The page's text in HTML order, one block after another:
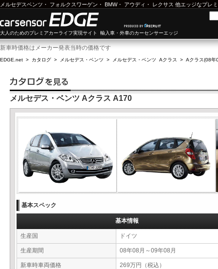
メルセデスベンツ ・ フォルクスワーゲン ・ BMW・ アウディ ・ レクサス 他エッジなプレ
大人のためのプレミアカーライフ実現サイト 輸入車・外車のカーセンサーエッジ
新車時価格はメーカー発表当時の価格です
EDGE.net > カタログ > メルセデス・ベンツ > メルセデス・ベンツ Aクラス > Aクラス(08年
メルセデス・ベンツ Aクラス A170
基本スペック
基本情報
生産国 ドイツ
生産期間 08年08月～09年08月
新車時車両価格 269万円（税込）